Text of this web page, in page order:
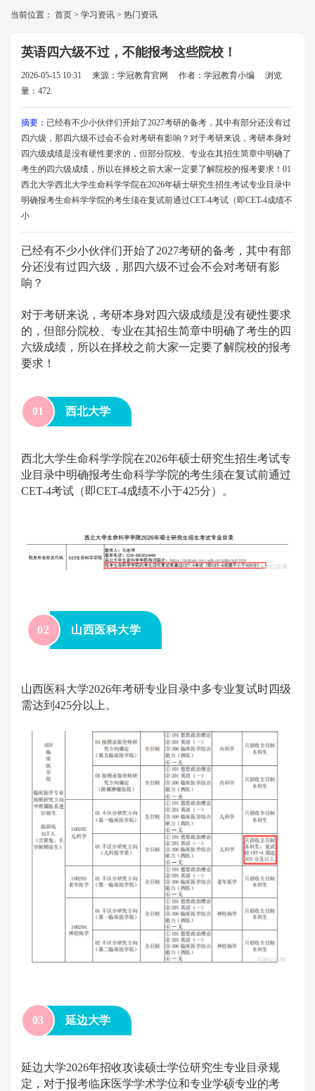
当前位置： 首页 > 学习资讯 > 热门资讯
英语四六级不过，不能报考这些院校！
2026-05-15 10:31 来源：学冠教育官网 作者：学冠教育小编
浏览
量：472
摘要： 已经有不少小伙伴们开始了2027考研的备考，其中有部分还没有过
四六级，那四六级不过会不会对考研有影响？对于考研来说，考研本身对
四六级成绩是没有硬性要求的，但部分院校、专业在其招生简章中明确了
考生的四六级成绩，所以在择校之前大家一定要了解院校的报考要求！01
西北大学西北大学生命科学学院在2026年硕士研究生招生考试专业目录中
明确报考生命科学学院的考生须在复试前通过CET-4考试（即CET-4成绩不
小
已经有不少小伙伴们开始了2027考研的备考，其中有部
分还没有过四六级，那四六级不过会不会对考研有影
响？
对于考研来说，考研本身对四六级成绩是没有硬性要求
的，但部分院校、专业在其招生简章中明确了考生的四
六级成绩，所以在择校之前大家一定要了解院校的报考
要求！
01 西北大学
西北大学生命科学学院在2026年硕士研究生招生考试专
业目录中明确报考生命科学学院的考生须在复试前通过
CET-4考试（即CET-4成绩不小于425分）。
02 山西医科大学
山西医科大学2026年考研专业目录中多专业复试时四级
需达到425分以上。
03 延边大学
延边大学2026年招收攻读硕士学位研究生专业目录规
定，对于报考临床医学学术学位和专业学硕专业的考